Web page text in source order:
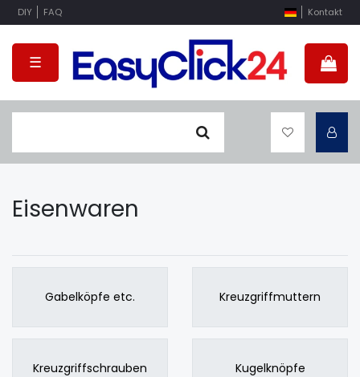
DIY FAQ Kontakt
☰
Eisenwaren
Gabelköpfe etc. Kreuzgriffmuttern
Kreuzgriffschrauben Kugelknöpfe